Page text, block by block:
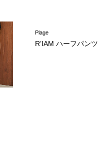
Plage
R’IAM ハーフパンツ